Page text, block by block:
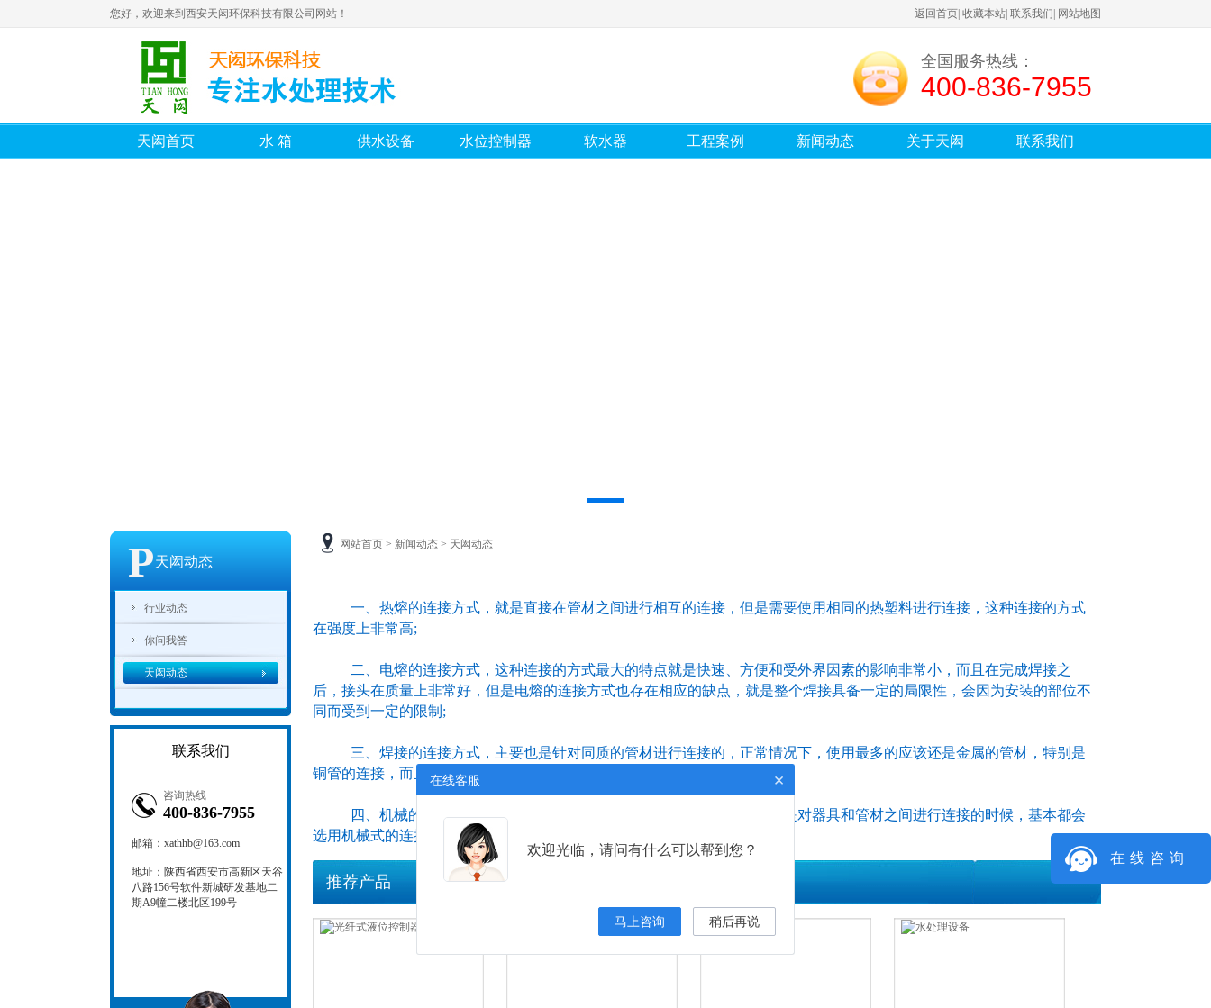
您好，欢迎来到西安天闳环保科技有限公司网站！ 返回首页 收藏本站 联系我们 网站地图
全国服务热线：
400-836-7955
天闳首页 水箱 供水设备 水位控制器 软水器 工程案例 新闻动态 关于天闳 联系我们
网站首页 > 新闻动态 > 天闳动态
一、热熔的连接方式，就是直接在管材之间进行相互的连接，但是需要使用相同的热塑料进行连接，这种连接的方式
在强度上非常高;
二、电熔的连接方式，这种连接的方式最大的特点就是快速、方便和受外界因素的影响非常小，而且在完成焊接之
后，接头在质量上非常好，但是电熔的连接方式也存在相应的缺点，就是整个焊接具备一定的局限性，会因为安装的部位不
同而受到一定的限制;
三、焊接的连接方式，主要也是针对同质的管材进行连接的，正常情况下，使用最多的应该还是金属的管材，特别是
铜管的连接，而且焊接的连接方式是最为牢固的;
四、机械的连接方式，机械式的连接比较适合使用所有的管材，特别是对器具和管材之间进行连接的时候，基本都会
选用机械式的连接方式。
推荐产品
P天闳动态
行业动态
你问我答
天闳动态
联系我们
咨询热线
400-836-7955
邮箱：xathhb@163.com
地址：陕西省西安市高新区天谷
八路156号软件新城研发基地二
期A9幢二楼北区199号
在线咨询
在线客服
欢迎光临，请问有什么可以帮到您？
马上咨询 稍后再说
×